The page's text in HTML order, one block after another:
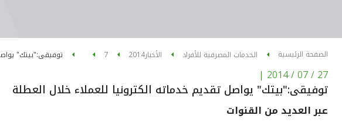
الصفحة الرئيسية الخدمات المصرفية للأفراد الأخبار2014
7 توفيقى:"بيتك"
27 / 07 / 2014
|
توفيقى:"بيتك" يواصل تقديم خدماته الكترونيا للعملاء خلال العطلة
عبر العديد من القنوات